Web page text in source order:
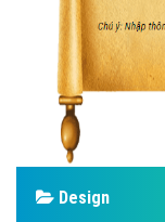
Design